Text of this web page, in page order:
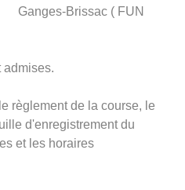
Ganges-Brissac ( FUN
admises.
règlement de la course, le
d'enregistrement du
et les horaires